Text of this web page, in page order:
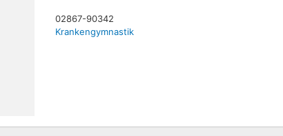
02867-90342
Krankengymnastik